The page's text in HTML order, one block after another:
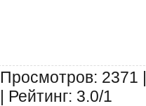
Просмотров: 2371
| Рейтинг: 3.0/1